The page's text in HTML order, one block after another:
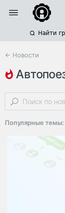
Найти
← Новости
Популярные темы: